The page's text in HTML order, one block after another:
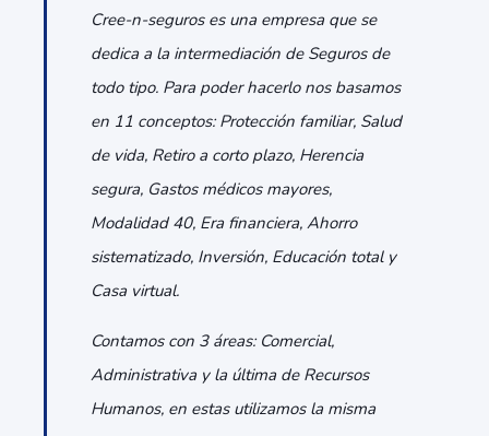
Cree-n-seguros es una empresa que se
dedica a la intermediación de Seguros de
todo tipo. Para poder hacerlo nos basamos
en 11 conceptos: Protección familiar, Salud
de vida, Retiro a corto plazo, Herencia
segura, Gastos médicos mayores,
Modalidad 40, Era financiera, Ahorro
sistematizado, Inversión, Educación total y
Casa virtual.
Contamos con 3 áreas: Comercial,
Administrativa y la última de Recursos
Humanos, en estas utilizamos la misma